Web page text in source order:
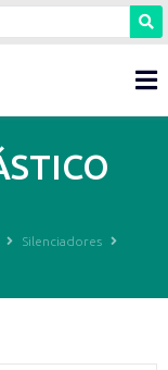
Silenciadores